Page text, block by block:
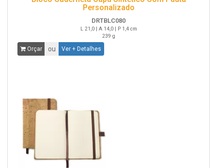
Personalizado
DRTBLC080
L 21,0 | A 14,0 | P 1,4 cm
239 g
Orçar ou Ver + Detalhes